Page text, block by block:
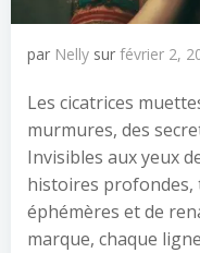
par Nelly sur février 2,
Les cicatrices
murmures, des
Invisibles aux yeux
histoires profondes,
éphémères et de
marque, chaque